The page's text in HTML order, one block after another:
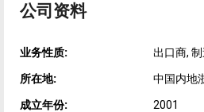
公司资料
业务性质: 出口商,
所在地: 中国内地
成立年份: 2001